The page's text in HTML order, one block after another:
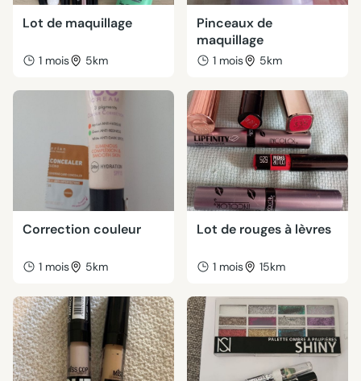
Lot de maquillage
1 mois 5km
Pinceaux de
maquillage
1 mois 5km
Correction couleur
1 mois 5km
Lot de rouges à lèvres
1 mois 15km